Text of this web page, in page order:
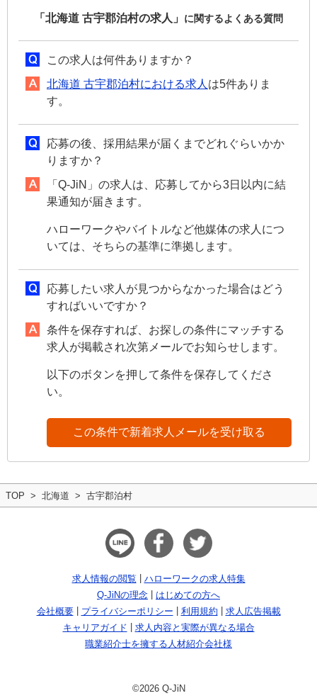
「北海道 古宇郡泊村の求人」 に関するよくある質問
この求人は何件ありますか？
北海道 古宇郡泊村における求人 は5件ありま
す。
応募の後、採用結果が届くまでどれぐらいかか
りますか？
「Q-JiN」の求人は、応募してから3日以内に結
果通知が届きます。
ハローワークやバイトルなど他媒体の求人につ
いては、そちらの基準に準拠します。
応募したい求人が見つからなかった場合はどう
すればいいですか？
条件を保存すれば、お探しの条件にマッチする
求人が掲載され次第メールでお知らせします。
以下のボタンを押して条件を保存してくださ
い。
この条件で新着求人メールを受け取る
TOP 北海道 古宇郡泊村
求人情報の閲覧
ハローワークの求人特集
Q-JiNの理念
はじめての方へ
会社概要
プライバシーポリシー 利用規約
求人広告掲載
キャリアガイド
求人内容と実際が異なる場合
職業紹介士を擁する人材紹介会社様
©2026 Q-JiN